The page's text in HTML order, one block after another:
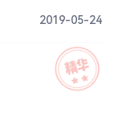
2019-05-24